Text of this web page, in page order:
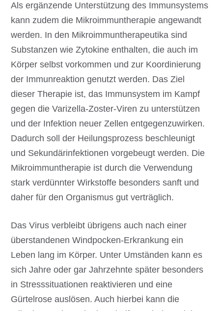
Als ergänzende Unterstützung des Immunsystems
kann zudem die Mikroimmuntherapie angewandt
werden. In den Mikroimmuntherapeutika sind
Substanzen wie Zytokine enthalten, die auch im
Körper selbst vorkommen und zur Koordinierung
der Immunreaktion genutzt werden. Das Ziel
dieser Therapie ist, das Immunsystem im Kampf
gegen die Varizella-Zoster-Viren zu unterstützen
und der Infektion neuer Zellen entgegenzuwirken.
Dadurch soll der Heilungsprozess beschleunigt
und Sekundärinfektionen vorgebeugt werden. Die
Mikroimmuntherapie ist durch die Verwendung
stark verdünnter Wirkstoffe besonders sanft und
daher für den Organismus gut verträglich.
Das Virus verbleibt übrigens auch nach einer
überstandenen Windpocken-Erkrankung ein
Leben lang im Körper. Unter Umständen kann es
sich Jahre oder gar Jahrzehnte später besonders
in Stresssituationen reaktivieren und eine
Gürtelrose auslösen. Auch hierbei kann die